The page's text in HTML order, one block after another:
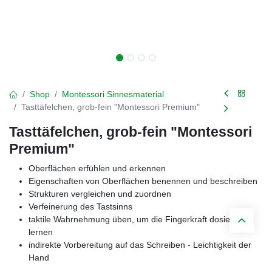
Shop
Montessori Sinnesmaterial
Tasttäfelchen, grob-fein "Montessori Premium"
Tasttäfelchen, grob-fein "Montessori
Premium"
Oberflächen erfühlen und erkennen
Eigenschaften von Oberflächen benennen und beschreiben
Strukturen vergleichen und zuordnen
Verfeinerung des Tastsinns
taktile Wahrnehmung üben, um die Fingerkraft dosieren zu
lernen
indirekte Vorbereitung auf das Schreiben - Leichtigkeit der
Hand